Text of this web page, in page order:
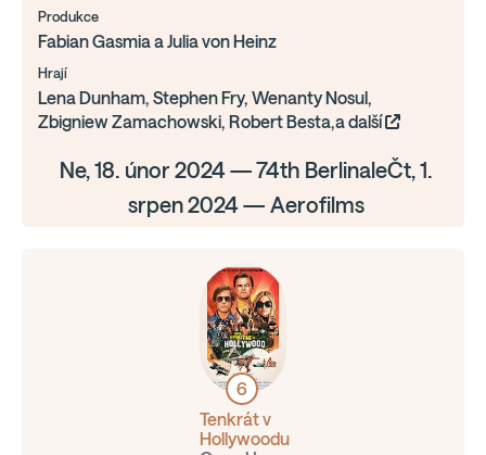
Produkce
Fabian Gasmia a Julia von Heinz
Hrají
Lena Dunham, Stephen Fry, Wenanty Nosul,
Zbigniew Zamachowski, Robert Besta,a další
Ne, 18. únor 2024 — 74th BerlinaleČt, 1.
srpen 2024 — Aerofilms
6
Tenkrát v
Hollywoodu